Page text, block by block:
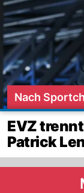
Nach
EVZ
Patrick